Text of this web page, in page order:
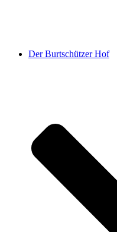
Der Burtschützer Hof